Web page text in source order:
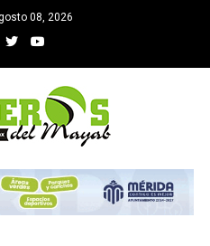
08, 2026
MAYAB